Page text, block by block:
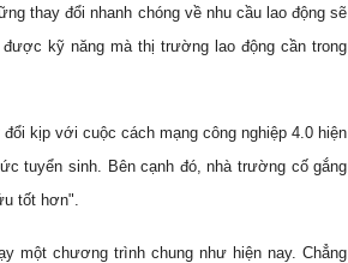
thay đổi nhanh chóng về nhu cầu lao động sẽ
kỹ năng mà thị trường lao động cần trong
kịp với cuộc cách mạng công nghiệp 4.0 hiện
tuyển sinh. Bên cạnh đó, nhà trường cố gắng
tốt hơn".
một chương trình chung như hiện nay. Chẳng